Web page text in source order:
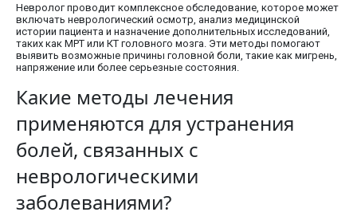
Невролог проводит комплексное обследование, которое может
включать неврологический осмотр, анализ медицинской
истории пациента и назначение дополнительных исследований,
таких как МРТ или КТ головного мозга. Эти методы помогают
выявить возможные причины головной боли, такие как мигрень,
напряжение или более серьезные состояния.
Какие методы лечения
применяются для устранения
болей, связанных с
неврологическими
заболеваниями?